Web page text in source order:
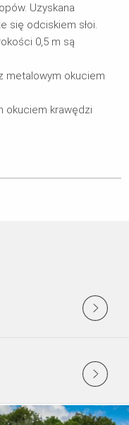
Uzyskana
się odciskiem słoi.
0,5 m są
metalowym okuciem
okuciem krawędzi